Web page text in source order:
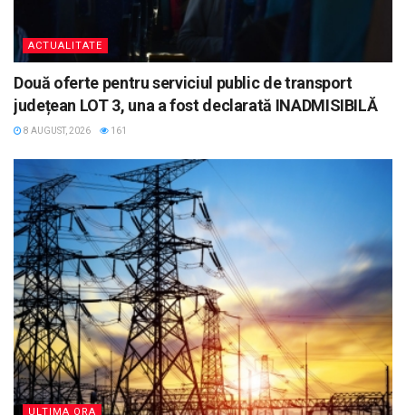
ACTUALITATE
Două oferte pentru serviciul public de transport
județean LOT 3, una a fost declarată INADMISIBILĂ
8 AUGUST, 2026 161
ULTIMA ORA